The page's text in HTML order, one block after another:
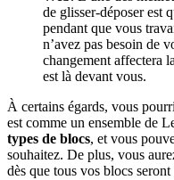
de glisser-déposer est
pendant que vous
n’avez pas besoin de
changement affectera
est là devant vous.
À certains égards, vous
est comme un ensemble de
types de blocs, et vous
souhaitez. De plus, vous
dès que tous vos blocs seront